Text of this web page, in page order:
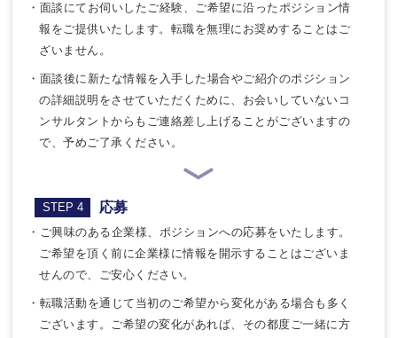
・面談にてお伺いしたご経験、ご希望に沿ったポジション情
報をご提供いたします。転職を無理にお奨めすることはご
ざいません。
・面談後に新たな情報を入手した場合やご紹介のポジション
の詳細説明をさせていただくために、お会いしていないコ
ンサルタントからもご連絡差し上げることがございますの
で、予めご了承ください。
STEP 4 応募
・ご興味のある企業様、ポジションへの応募をいたします。
ご希望を頂く前に企業様に情報を開示することはございま
せんので、ご安心ください。
・転職活動を通じて当初のご希望から変化がある場合も多く
ございます。ご希望の変化があれば、その都度ご一緒に方